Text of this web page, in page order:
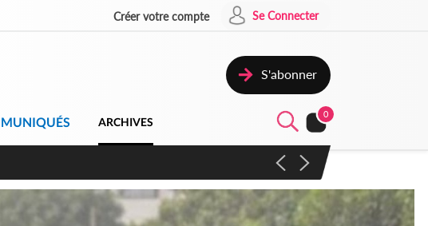
Créer votre compte Se Connecter
S'abonner
ARCHIVES
0
vaste campagne contre les produits